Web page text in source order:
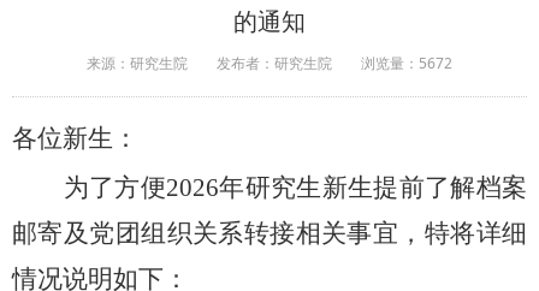
的通知
来源：研究生院 发布者：研究生院 浏览量： 5672
各位新生：
为了方便2026年研究生新生提前了解档案
邮寄及党团组织关系转接相关事宜，特将详细
情况说明如下：